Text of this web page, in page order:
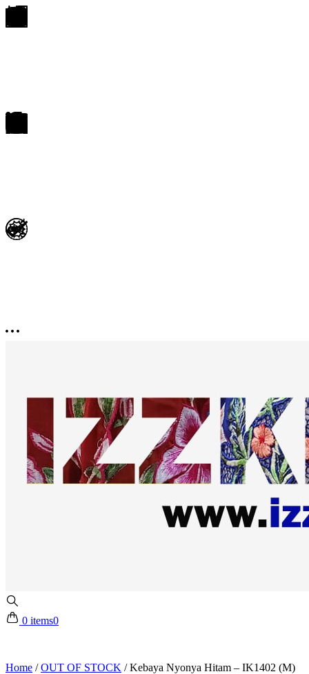
0 items0
Home /OUT OF STOCK /Kebaya Nyonya Hitam – IK1402 (M)